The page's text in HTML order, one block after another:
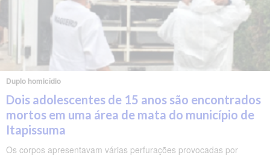
Duplo homicídio
Dois adolescentes de 15 anos são encontrados
mortos em uma área de mata do município de
Itapissuma
Os corpos apresentavam várias perfurações provocadas por